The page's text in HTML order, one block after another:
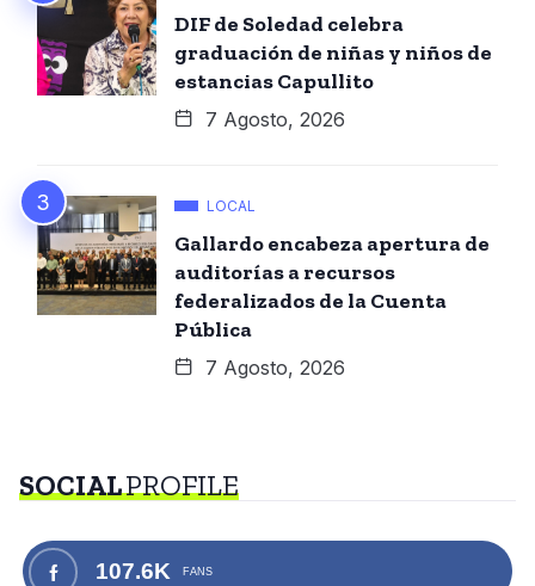
DIF de Soledad celebra
graduación de niñas y niños de
estancias Capullito
7 Agosto, 2026
LOCAL
Gallardo encabeza apertura de
auditorías a recursos
federalizados de la Cuenta
Pública
7 Agosto, 2026
SOCIALPROFILE
107.6K FANS